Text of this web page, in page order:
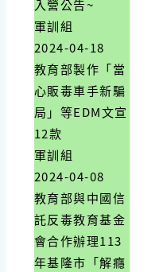
入營公告~
軍訓組
2024-04-18
教育部製作「當
心販毒車手新騙
局」等EDM文宣
12款
軍訓組
2024-04-08
教育部與中國信
託反毒教育基金
會合作辦理113
年基隆市「解癮